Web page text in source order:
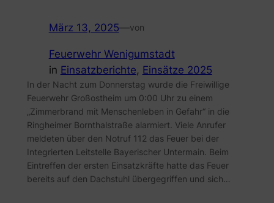
März 13, 2025—von
Feuerwehr Wenigumstadt
in Einsatzberichte, Einsätze 2025
In der Nacht zum Donnerstag wurde die Freiwillige
Feuerwehr Großostheim um 0:00 Uhr zu einem
„Zimmerbrand mit Menschenleben in Gefahr“ in die
Ringheimer Bornthalstraße alarmiert. Viele Anrufer
meldeten über den Notruf 112 das Feuer bei der
Integrierten Leitstelle Bayerischer Untermain. Beim
Eintreffen der ersten Einsatzkräfte hatte das Feuer
bereits auf den Dachstuhl übergegriffen und sich…